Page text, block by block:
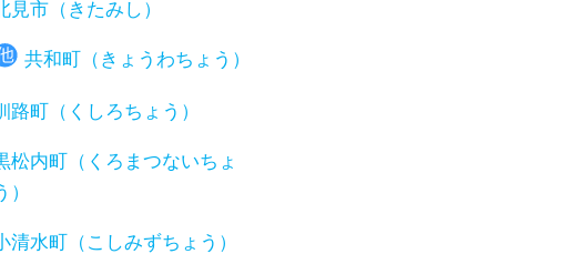
見市（きたみし）
共和町（きょうわちょう）
路町（くしろちょう）
松内町（くろまつないちょ
）
清水町（こしみずちょう）